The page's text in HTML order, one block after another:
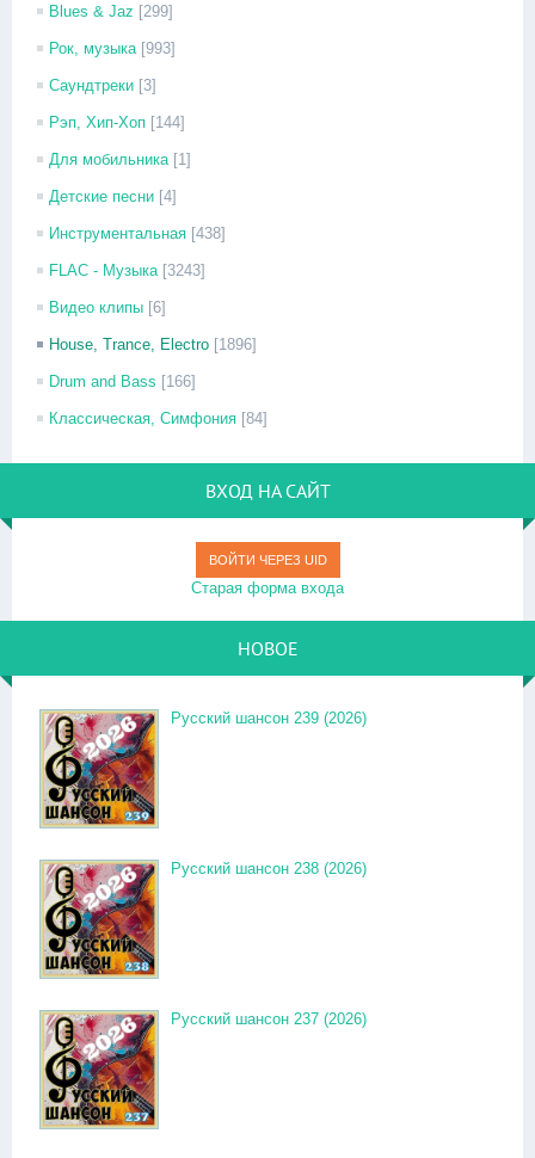
Blues & Jaz [299]
Рок, музыка [993]
Саундтреки [3]
Рэп, Хип-Хоп [144]
Для мобильника [1]
Детские песни [4]
Инструментальная [438]
FLAC - Музыка [3243]
Видео клипы [6]
House, Trance, Electro [1896]
Drum and Bass [166]
Классическая, Симфония [84]
ВХОД НА САЙТ
ВОЙТИ ЧЕРЕЗ UID
Старая форма входа
НОВОЕ
Русский шансон 239 (2026)
Русский шансон 238 (2026)
Русский шансон 237 (2026)